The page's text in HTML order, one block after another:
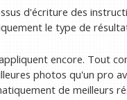
d'écriture des
le type de
encore. Tout
photos qu'un pro
de meilleurs